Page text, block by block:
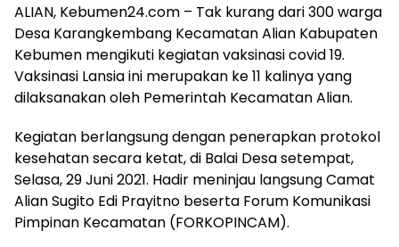
ALIAN, Kebumen24.com – Tak kurang dari 300 warga
Desa Karangkembang Kecamatan Alian Kabupaten
Kebumen mengikuti kegiatan vaksinasi covid 19.
Vaksinasi Lansia ini merupakan ke 11 kalinya yang
dilaksanakan oleh Pemerintah Kecamatan Alian.
Kegiatan berlangsung dengan penerapkan protokol
kesehatan secara ketat, di Balai Desa setempat,
Selasa, 29 Juni 2021. Hadir meninjau langsung Camat
Alian Sugito Edi Prayitno beserta Forum Komunikasi
Pimpinan Kecamatan (FORKOPINCAM).